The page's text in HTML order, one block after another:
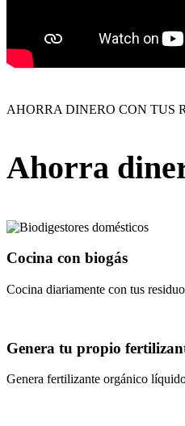
AHORRA DINERO CON TUS
Ahorra
Cocina con biogás
Cocina diariamente con tus
Genera tu propio
Genera fertilizante orgánico